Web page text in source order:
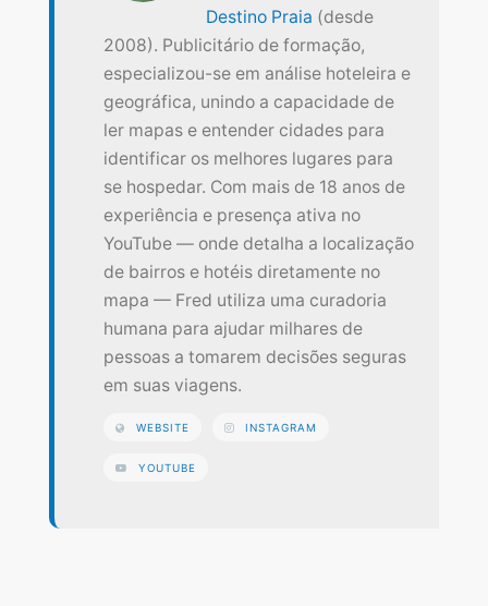
Destino Praia (desde
2008). Publicitário de formação,
especializou-se em análise hoteleira e
geográfica, unindo a capacidade de
ler mapas e entender cidades para
identificar os melhores lugares para
se hospedar. Com mais de 18 anos de
experiência e presença ativa no
YouTube — onde detalha a localização
de bairros e hotéis diretamente no
mapa — Fred utiliza uma curadoria
humana para ajudar milhares de
pessoas a tomarem decisões seguras
em suas viagens.
WEBSITE INSTAGRAM
YOUTUBE